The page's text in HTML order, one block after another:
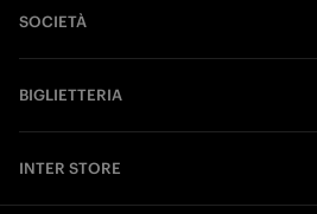
SOCIETÀ
BIGLIETTERIA
INTER STORE